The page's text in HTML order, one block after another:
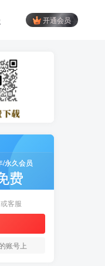
开通会员
/永久会员
费
客服
账号上